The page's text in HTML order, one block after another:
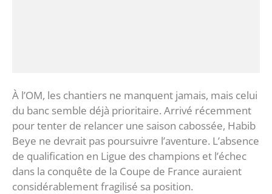
‎À l’OM, les chantiers ne manquent jamais, mais celui
du banc semble déjà prioritaire. Arrivé récemment
pour tenter de relancer une saison cabossée, Habib
Beye ne devrait pas poursuivre l’aventure. L’absence
de qualification en Ligue des champions et l’échec
dans la conquête de la Coupe de France auraient
considérablement fragilisé sa position.